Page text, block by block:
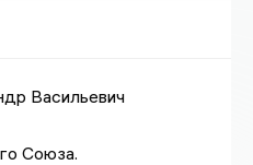
Васильевич
Союза.